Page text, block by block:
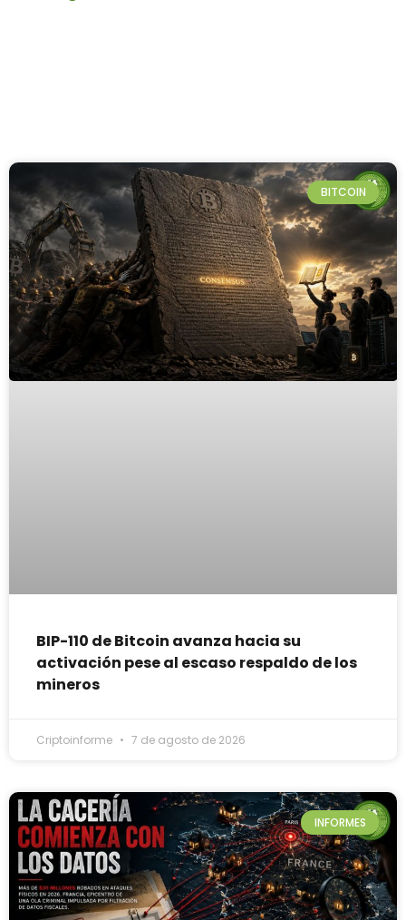
BITCOIN
BIP-110 de Bitcoin avanza hacia su
activación pese al escaso respaldo de los
mineros
Criptoinforme 7 de agosto de 2026
INFORMES